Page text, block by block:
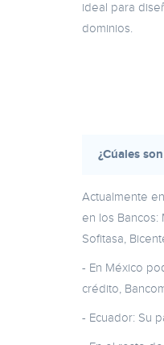
ideal para
dominios.
¿Cúales
Actualmente
en los Bancos:
Sofitasa,
- En México
crédito,
- Ecuador: Su